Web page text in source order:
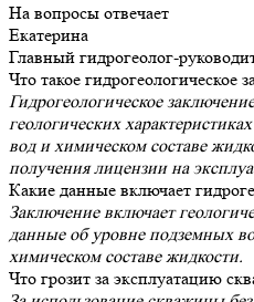
На вопросы отвечает
Екатерина
Главный гидрогеолог-
Что такое гидрогеологическое
Гидрогеологическое
геологических
вод и химическом составе
получения лицензии на
Какие данные включает
Заключение включает
данные об уровне подземных
химическом составе жидкости.
Что грозит за эксплуатацию